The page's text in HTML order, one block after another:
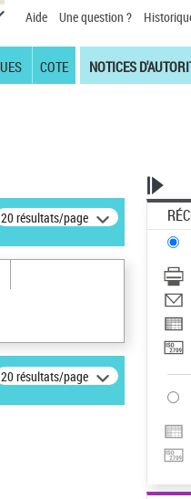
Aide Une question ?
COTE NOTICES
20 résultats/page
20 résultats/page